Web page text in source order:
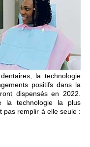
la technologie
positifs dans la
dispensés en 2022.
technologie la plus
pas remplir à elle seule :